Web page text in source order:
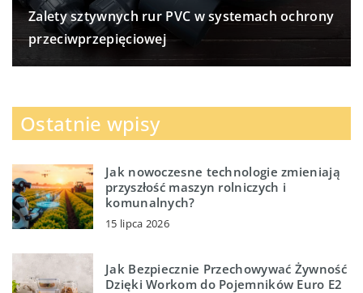
Zalety sztywnych rur PVC w systemach ochrony
przeciwprzepięciowej
Ostatnie wpisy
Jak nowoczesne technologie zmieniają
przyszłość maszyn rolniczych i
komunalnych?
15 lipca 2026
Jak Bezpiecznie Przechowywać Żywność
Dzięki Workom do Pojemników Euro E2